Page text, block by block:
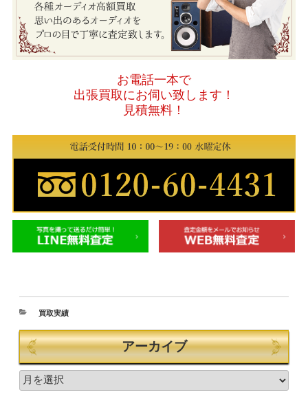
お電話一本で
出張買取にお伺い致します！
見積無料！
買取実績
アーカイブ